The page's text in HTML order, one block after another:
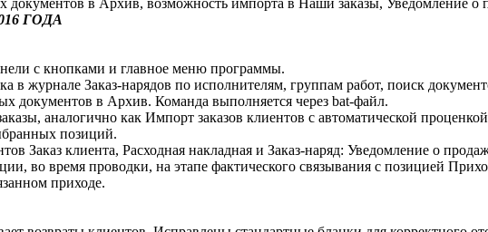
в Архив, возможность импорта в Наши заказы, Уведомление о
ГОДА
с кнопками и главное меню программы.
в журнале Заказ-нарядов по исполнителям, группам работ, поиск
документов в Архив. Команда выполняется через bat-файл.
аналогично как Импорт заказов клиентов с автоматической
позиций.
Заказ клиента, Расходная накладная и Заказ-наряд: Уведомление о
во время проводки, на этапе фактического связывания с позицией
приходе.